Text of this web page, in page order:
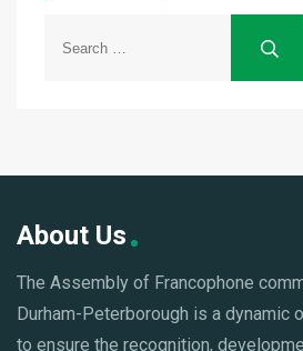
About Us
The Assembly of Francophone
Durham-Peterborough is a dynamic
to ensure the recognition,